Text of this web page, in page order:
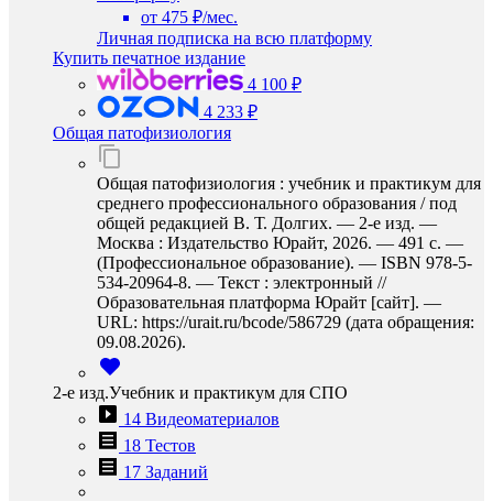
от 475 ₽/мес.
Личная подписка на всю платформу
Купить печатное издание
4 100 ₽
4 233 ₽
Общая патофизиология
Общая патофизиология : учебник и практикум для
среднего профессионального образования / под
общей редакцией В. Т. Долгих. — 2-е изд. —
Москва : Издательство Юрайт, 2026. — 491 с. —
(Профессиональное образование). — ISBN 978-5-
534-20964-8. — Текст : электронный //
Образовательная платформа Юрайт [сайт]. —
URL: https://urait.ru/bcode/586729 (дата обращения:
09.08.2026).
2-е изд.Учебник и практикум для СПО
14 Видеоматериалов
18 Тестов
17 Заданий